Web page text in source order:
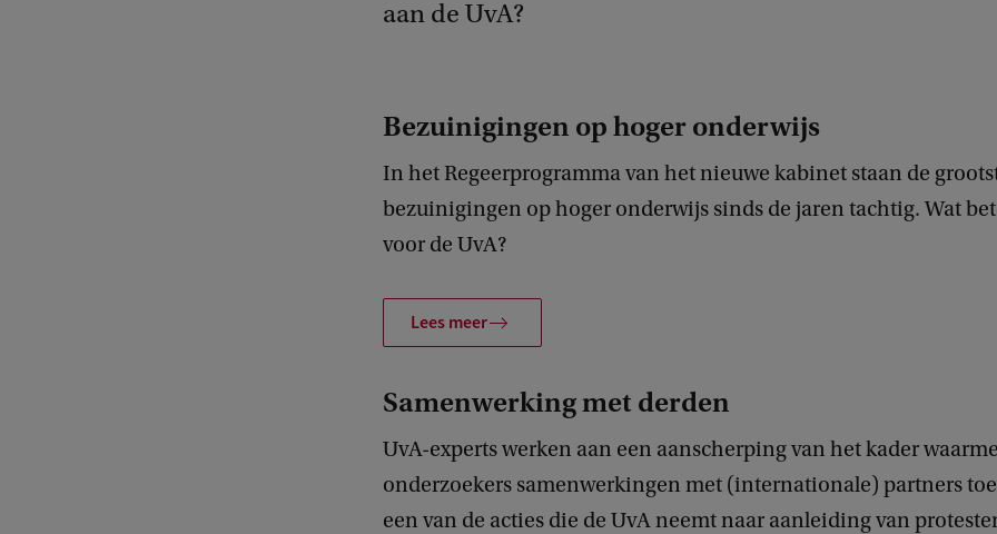
aan de UvA?
Bezuinigingen op hoger onderwijs
In het Regeerprogramma van het nieuwe kabinet staan de
bezuinigingen op hoger onderwijs sinds de jaren tachtig. Wat
voor de UvA?
Lees meer
Samenwerking met derden
UvA-experts werken aan een aanscherping van het kader
onderzoekers samenwerkingen met (internationale) partners
een van de acties die de UvA neemt naar aanleiding van